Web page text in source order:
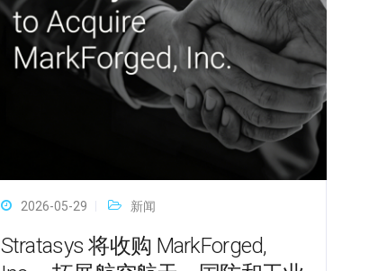
2026-05-29 新闻
Stratasys 将收购 MarkForged,